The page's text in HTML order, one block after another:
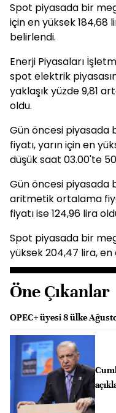
Spot piyasada bir
için en yüksek 184,68
belirlendi.
Enerji Piyasaları
spot elektrik
yaklaşık yüzde 9,81
oldu.
Gün öncesi
fiyatı, yarın için en
düşük saat 03.00'te
Gün öncesi
aritmetik ortalama
fiyatı ise 124,96 lira
Spot piyasada bir
yüksek 204,47 lira,
Öne Çıkanlar
OPEC+ üyesi 8 ülke